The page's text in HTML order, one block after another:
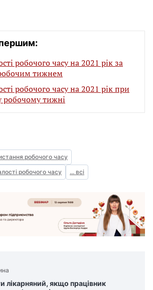
робочого часу на 2021 рік за
тижнем
робочого часу на 2021 рік при
тижні
робочого часу
робочого часу
... всі
лікарняний, якщо працівник